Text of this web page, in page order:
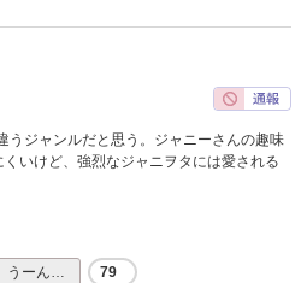
うジャンルだと思う。ジャニーさんの趣味
いけど、強烈なジャニヲタには愛される
うーん… 79